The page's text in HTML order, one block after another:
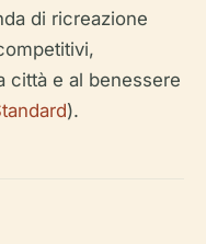
di ricreazione
città e al benessere
).